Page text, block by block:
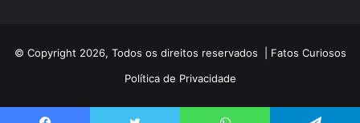
© Copyright 2026, Todos os direitos reservados | Fatos Curiosos
Política de Privacidade